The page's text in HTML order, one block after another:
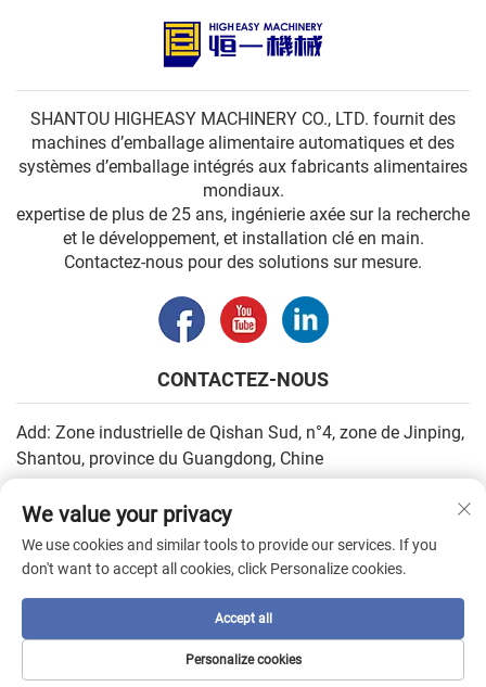
SHANTOU HIGHEASY MACHINERY CO., LTD. fournit des
machines d’emballage alimentaire automatiques et des
systèmes d’emballage intégrés aux fabricants alimentaires
mondiaux.
expertise de plus de 25 ans, ingénierie axée sur la recherche
et le développement, et installation clé en main.
Contactez-nous pour des solutions sur mesure.
CONTACTEZ-NOUS
Add: Zone industrielle de Qishan Sud, n°4, zone de Jinping,
Shantou, province du Guangdong, Chine
+86-13502930779
Politique de confidentialité
We value your privacy
We use cookies and similar tools to provide our services. If you
don't want to accept all cookies, click Personalize cookies.
Personalize cookies
Accept all